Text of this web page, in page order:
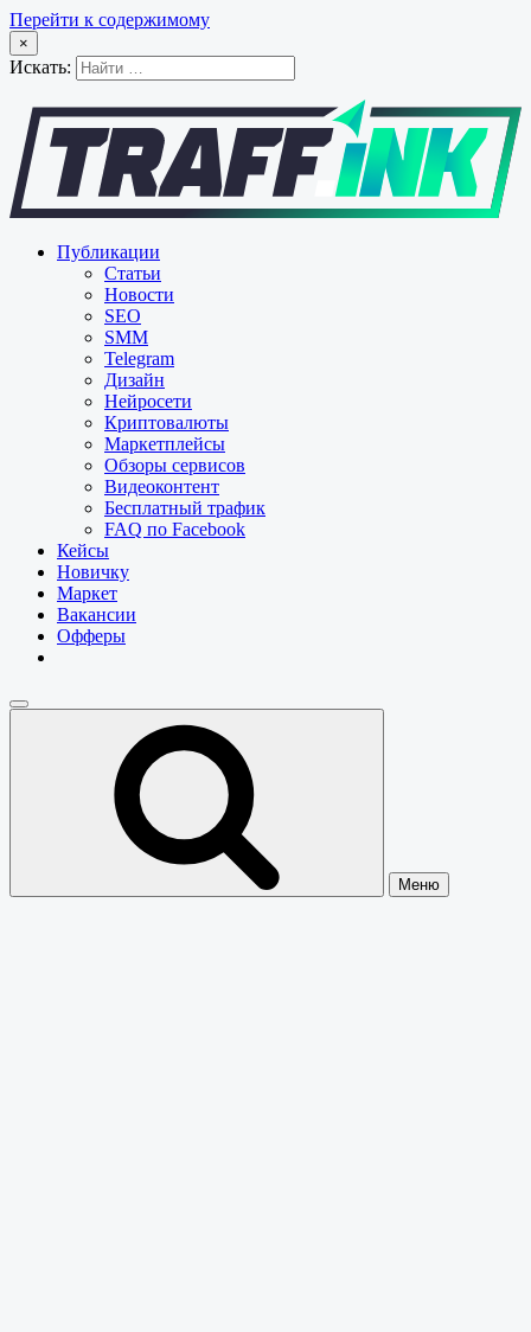
Перейти к содержимому
×
Искать:
Публикации
Статьи
Новости
SEO
SMM
Telegram
Дизайн
Нейросети
Криптовалюты
Маркетплейсы
Обзоры сервисов
Видеоконтент
Бесплатный трафик
FAQ по Facebook
Кейсы
Новичку
Маркет
Вакансии
Офферы
Меню